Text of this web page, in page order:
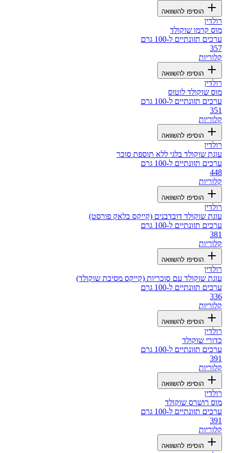
הוסיפו להשוואה
רולדין
מוס קרמו שוקולד
ערכים תזונתיים ל-100 גרם
357
קלוריות
הוסיפו להשוואה
רולדין
מוס שוקולד לוטוס
ערכים תזונתיים ל-100 גרם
351
קלוריות
הוסיפו להשוואה
רולדין
עוגת שוקולד בלגי ללא תוספת סוכר
ערכים תזונתיים ל-100 גרם
448
קלוריות
הוסיפו להשוואה
רולדין
עוגת שוקולד דובדבנים (קייקס בלאק פורסט)
ערכים תזונתיים ל-100 גרם
381
קלוריות
הוסיפו להשוואה
רולדין
עוגת שוקולד עם סוכריות (קייקס מסיבת שוקולד)
ערכים תזונתיים ל-100 גרם
336
קלוריות
הוסיפו להשוואה
רולדין
כדורי שוקולד
ערכים תזונתיים ל-100 גרם
391
קלוריות
הוסיפו להשוואה
רולדין
מוס רושרס שוקולד
ערכים תזונתיים ל-100 גרם
391
קלוריות
הוסיפו להשוואה